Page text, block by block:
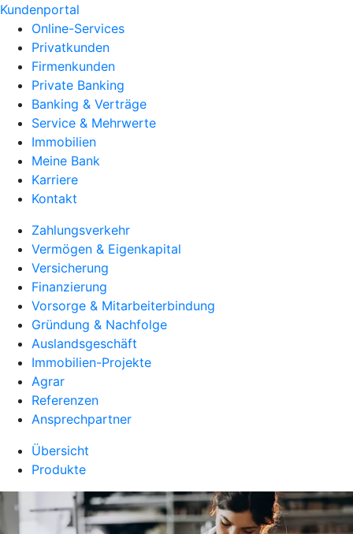
Kundenportal
Online-Services
Privatkunden
Firmenkunden
Private Banking
Banking & Verträge
Service & Mehrwerte
Immobilien
Meine Bank
Karriere
Kontakt
Zahlungsverkehr
Vermögen & Eigenkapital
Versicherung
Finanzierung
Vorsorge & Mitarbeiterbindung
Gründung & Nachfolge
Auslandsgeschäft
Immobilien-Projekte
Agrar
Referenzen
Ansprechpartner
Übersicht
Produkte